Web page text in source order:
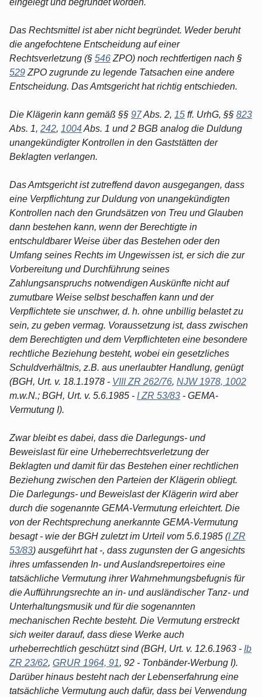
eingelegt und begründet worden.
Das Rechtsmittel ist aber nicht begründet. Weder beruht
die angefochtene Entscheidung auf einer
Rechtsverletzung (§ 546 ZPO) noch rechtfertigen nach §
529 ZPO zugrunde zu legende Tatsachen eine andere
Entscheidung. Das Amtsgericht hat richtig entschieden.
Die Klägerin kann gemäß §§ 97Abs. 2, 15 ff. UrhG, §§ 823
Abs. 1, 242, 1004Abs. 1 und 2 BGB analog die Duldung
unangekündigter Kontrollen in den Gaststätten der
Beklagten verlangen.
Das Amtsgericht ist zutreffend davon ausgegangen, dass
eine Verpflichtung zur Duldung von unangekündigten
Kontrollen nach den Grundsätzen von Treu und Glauben
dann bestehen kann, wenn der Berechtigte in
entschuldbarer Weise über das Bestehen oder den
Umfang seines Rechts im Ungewissen ist, er sich die zur
Vorbereitung und Durchführung seines
Zahlungsanspruchs notwendigen Auskünfte nicht auf
zumutbare Weise selbst beschaffen kann und der
Verpflichtete sie unschwer, d. h. ohne unbillig belastet zu
sein, zu geben vermag. Voraussetzung ist, dass zwischen
dem Berechtigten und dem Verpflichteten eine besondere
rechtliche Beziehung besteht, wobei ein gesetzliches
Schuldverhältnis, z.B. aus unerlaubter Handlung, genügt
(BGH, Urt. v. 18.1.1978 - VIII ZR 262/76, NJW 1978, 1002
m.w.N.; BGH, Urt. v. 5.6.1985 - I ZR 53/83 - GEMA-
Vermutung I).
Zwar bleibt es dabei, dass die Darlegungs- und
Beweislast für eine Urheberrechtsverletzung der
Beklagten und damit für das Bestehen einer rechtlichen
Beziehung zwischen den Parteien der Klägerin obliegt.
Die Darlegungs- und Beweislast der Klägerin wird aber
durch die sogenannte GEMA-Vermutung erleichtert. Die
von der Rechtsprechung anerkannte GEMA-Vermutung
besagt - wie der BGH zuletzt im Urteil vom 5.6.1985 (I ZR
53/83) ausgeführt hat -, dass zugunsten der G angesichts
ihres umfassenden In- und Auslandsrepertoires eine
tatsächliche Vermutung ihrer Wahrnehmungsbefugnis für
die Aufführungsrechte an in- und ausländischer Tanz- und
Unterhaltungsmusik und für die sogenannten
mechanischen Rechte besteht. Die Vermutung erstreckt
sich weiter darauf, dass diese Werke auch
urheberrechtlich geschützt sind (BGH, Urt. v. 12.6.1963 - Ib
ZR 23/62, GRUR 1964, 91, 92 - Tonbänder-Werbung I).
Darüber hinaus besteht nach der Lebenserfahrung eine
tatsächliche Vermutung auch dafür, dass bei Verwendung